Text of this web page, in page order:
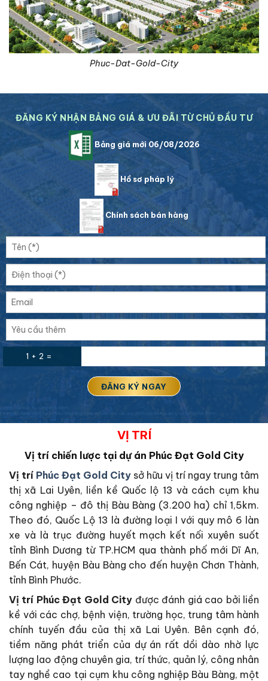
Phuc-Dat-Gold-City
ĐĂNG KÝ NHẬN BẢNG GIÁ & ƯU ĐÃI TỪ CHỦ ĐẦU TƯ
Bảng giá mới 06/08/2026
Hồ sơ pháp lý
Chính sách bán hàng
1 + 2 =
VỊ TRÍ
Vị trí chiến lược tại dự án Phúc Đạt Gold City
Vị trí Phúc Đạt Gold City sở hữu vị trí ngay trung tâm
thị xã Lai Uyên, liền kề Quốc lộ 13 và cách cụm khu
công nghiệp – đô thị Bàu Bàng (3.200 ha) chỉ 1,5km.
Theo đó, Quốc Lộ 13 là đường loại I với quy mô 6 làn
xe và là trục đường huyết mạch kết nối xuyên suốt
tỉnh Bình Dương từ TP.HCM qua thành phố mới Dĩ An,
Bến Cát, huyện Bàu Bàng cho đến huyện Chơn Thành,
tỉnh Bình Phước.
Vị trí Phúc Đạt Gold City được đánh giá cao bởi liền
kề với các chợ, bệnh viện, trường học, trung tâm hành
chính tuyến đầu của thị xã Lai Uyên. Bên cạnh đó,
tiềm năng phát triển của dự án rất dồi dào nhờ lực
lượng lao động chuyên gia, trí thức, quản lý, công nhân
tay nghề cao tại cụm khu công nghiệp Bàu Bàng, một